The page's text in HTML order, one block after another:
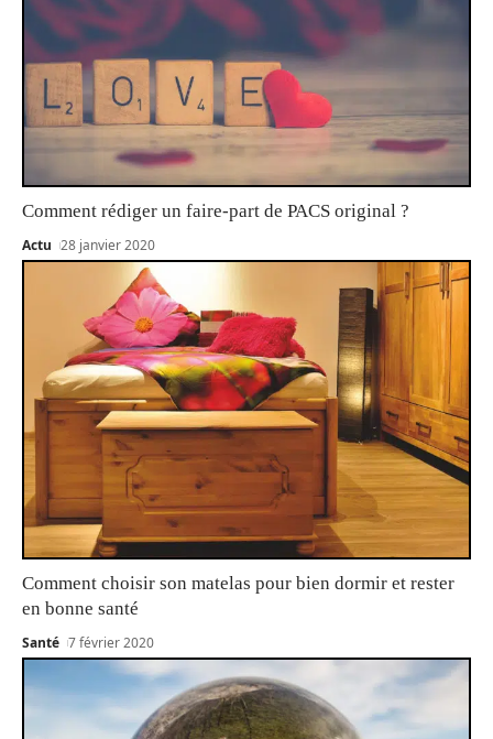
Comment rédiger un faire-part de PACS original ?
Actu 28 janvier 2020
Comment choisir son matelas pour bien dormir et rester
en bonne santé
Santé 7 février 2020